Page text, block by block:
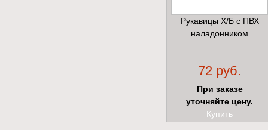
Рукавицы Х/Б с ПВХ
наладонником
72 руб.
При заказе
уточняйте цену.
Купить